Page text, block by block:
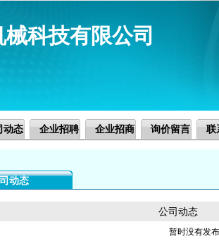
科技有限公司
动态 企业招聘 企业招商 询价留言 联
动态
公司动态
暂时没有发